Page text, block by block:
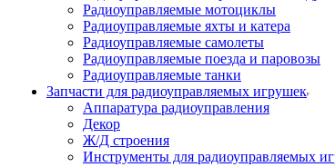
Радиоуправляемые мотоциклы
Радиоуправляемые яхты и катера
Радиоуправляемые самолеты
Радиоуправляемые поезда и паровозы
Радиоуправляемые танки
Запчасти для радиоуправляемых игрушек
Аппаратура радиоуправления
Декор
Ж/Д строения
Инструменты для радиоуправляемых